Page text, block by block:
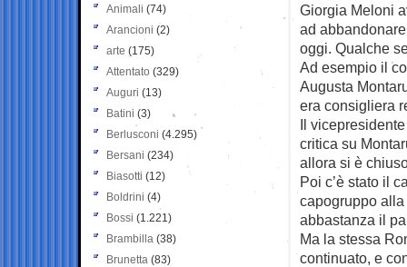
Giorgia Meloni
ad
oggi. Qualche
Ad esempio il
Augusta
era consigliera
Il
critica su
allora si è
Poi c’è stato il
capogruppo
abbastanza il
Ma la stessa
continuato, e
Animali (74)
Arancioni (2)
arte (175)
Attentato (329)
Auguri (13)
Batini (3)
Berlusconi (4.295)
Bersani (234)
Biasotti (12)
Boldrini (4)
Bossi (1.221)
Brambilla (38)
Brunetta (83)